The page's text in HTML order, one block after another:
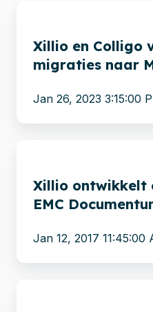
Colligo
versnellen
naar
Microsoft
Xillio en Colligo
migraties naar
Jan 26, 2023 3:15:00
connector
voor
Documentum
migraties
Xillio ontwikkelt
EMC
Jan 12, 2017 11:45:00